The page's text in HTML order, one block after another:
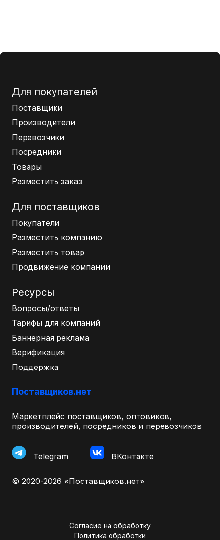
Для покупателей
Поставщики
Производители
Перевозчики
Посредники
Товары
Разместить заказ
Для поставщиков
Покупатели
Разместить компанию
Разместить товар
Продвижение компании
Ресурсы
Вопросы/ответы
Тарифы для компаний
Баннерная реклама
Верификация
Поддержка
Поставщиков.нет
Маркетплейс поставщиков, оптовиков,
производителей, посредников и перевозчиков
Telegram ВКонтакте
© 2020-2026 «Поставщиков.нет»
Согласие на обработку
Политика обработки